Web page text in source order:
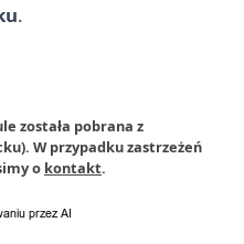
.
została pobrana z
W przypadku zastrzeżeń
o kontakt.